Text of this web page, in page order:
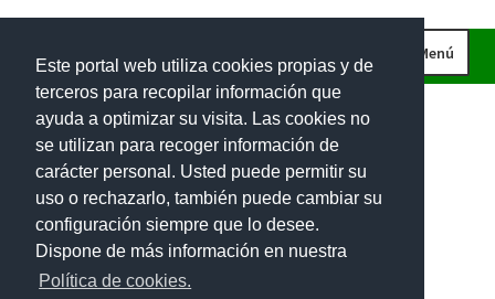
Este portal web utiliza cookies propias y de
terceros para recopilar información que
ayuda a optimizar su visita. Las cookies no
se utilizan para recoger información de
carácter personal. Usted puede permitir su
uso o rechazarlo, también puede cambiar su
configuración siempre que lo desee.
Dispone de más información en nuestra
Política de cookies.
la
navegación
al
contenido
Menú
INICIO
CURIOSIDADES
IMÁGENES
INVESTIGACIONES
PROBLEMAS DE INGENIO
Rincónmatemáticopara
familias.